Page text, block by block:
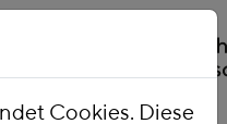
Cookies. Diese